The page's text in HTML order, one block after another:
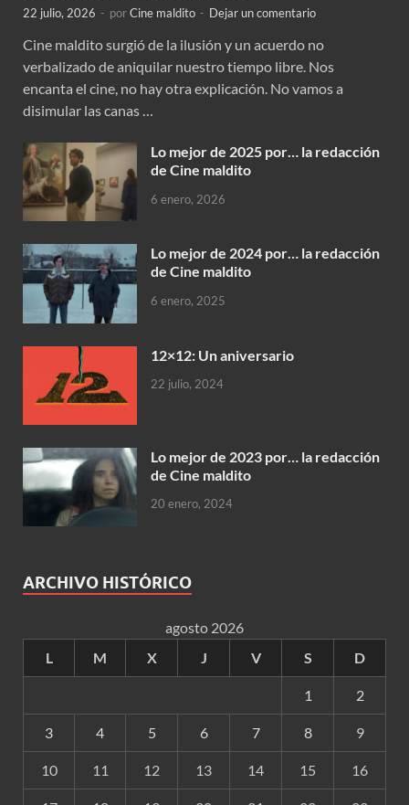
22 julio, 2026 - porCine maldito - Dejar un comentario
Cine maldito surgió de la ilusión y un acuerdo no
verbalizado de aniquilar nuestro tiempo libre. Nos
encanta el cine, no hay otra explicación. No vamos a
disimular las canas …
Lo mejor de 2025 por… la redacción
de Cine maldito
6 enero, 2026
Lo mejor de 2024 por… la redacción
de Cine maldito
6 enero, 2025
12×12: Un aniversario
22 julio, 2024
Lo mejor de 2023 por… la redacción
de Cine maldito
20 enero, 2024
ARCHIVO HISTÓRICO
agosto 2026
L
M X J V S D
1 2
3 4 5 6 7 8 9
10 11 12 13 14 15 16